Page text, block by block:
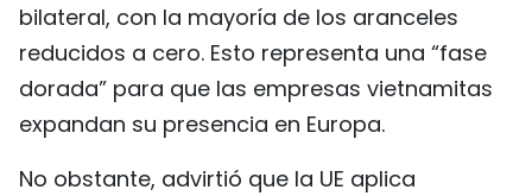
bilateral, con la mayoría de los aranceles
reducidos a cero. Esto representa una “fase
dorada” para que las empresas vietnamitas
expandan su presencia en Europa.
No obstante, advirtió que la UE aplica